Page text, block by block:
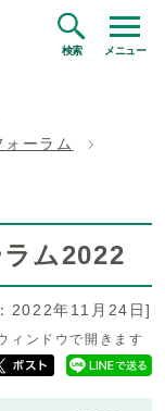
検索 メニュー
ォーラム
ム2022
2022年11月24日]
ィンドウで開きます